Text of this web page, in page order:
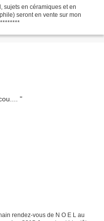
sujets en céramiques et en
seront en vente sur mon
rendez-vous de N O E L au